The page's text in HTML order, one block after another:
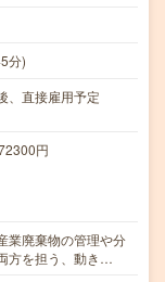
分)
、直接雇用予定
円
業廃棄物の管理や分
方を担う、動き…